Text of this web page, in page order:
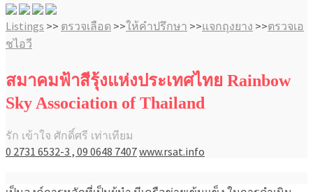
Listings >> ตรวจเลือด >>ให้คำปรึกษา >>แจกถุงยาง >>ตรวจเอ
ชไอวี
สมาคมฟ้าสีรุ้งแห่งประเทศไทย Rainbow
Sky Association of Thailand
รัก เข้าใจ ศักดิ์ศรี เท่าเทียม
0 2731 6532-3 , 09 0648 7407www.rsat.info